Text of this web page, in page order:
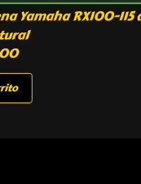
Yamaha RX100-115